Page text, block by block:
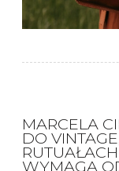
MARCELA
DO
WYMAGA